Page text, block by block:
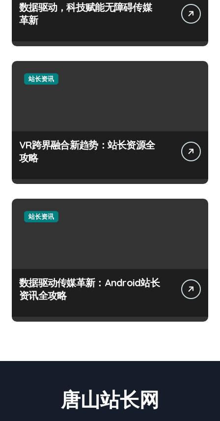
数据驱动，科技赋能无障碍传媒
革新
站长资讯
VR跨界融合新趋势：站长资源全
攻略
站长资讯
数据驱动传媒革新：Android站长
资讯全攻略
唐山站长网